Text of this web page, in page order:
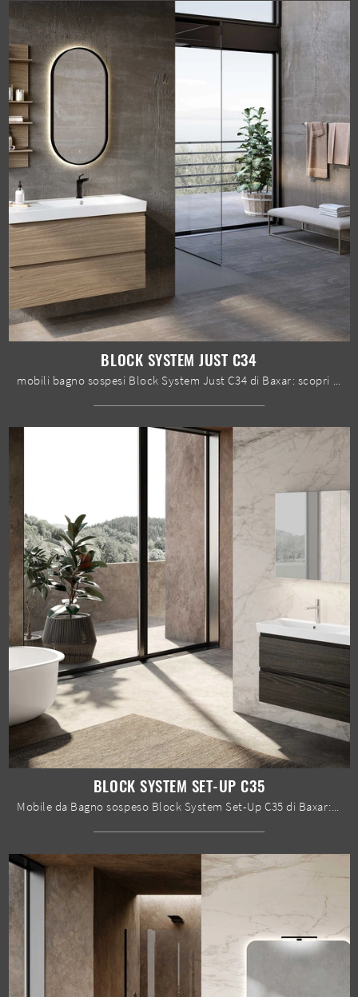
BLOCK SYSTEM JUST C34
mobili bagno sospesi Block System Just C34 di Baxar: scopri l'Arredo Bagno in melaminico moderno e arreda la stanza del benessere.
BLOCK SYSTEM SET-UP C35
Mobile da Bagno sospeso Block System Set-Up C35 di Baxar: clicca e scopri di più su mobili bagno sospesi in melaminico e accessori dell'azienda.